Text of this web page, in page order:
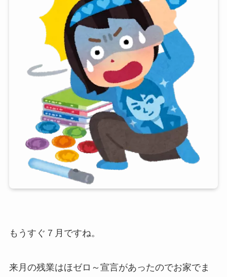
もうすぐ７月ですね。
来月の残業はほゼロ～宣言があったのでお家でま